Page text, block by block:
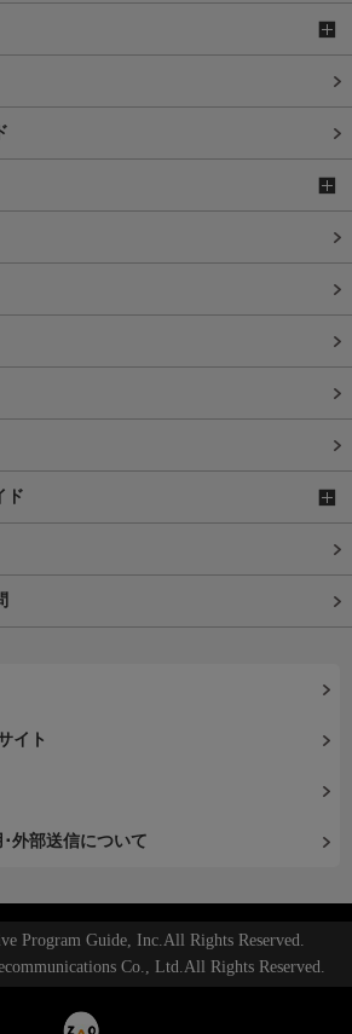
ド
イト
外部送信について
Program Guide, Inc.All Rights Reserved.
Co., Ltd.All Rights Reserved.